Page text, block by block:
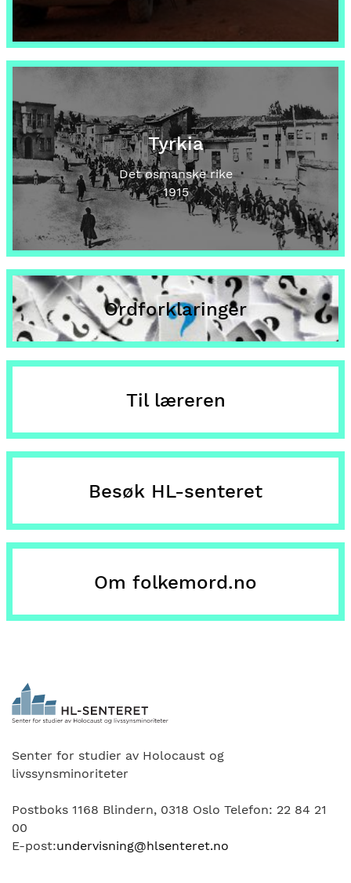
Tyrkia
Det osmanske rike
1915
Ordforklaringer
Til læreren
Besøk HL-senteret
Om folkemord.no
Senter for studier av Holocaust og
livssynsminoriteter
Postboks 1168 Blindern, 0318 Oslo Telefon: 22 84 21
00
E-post:undervisning@hlsenteret.no